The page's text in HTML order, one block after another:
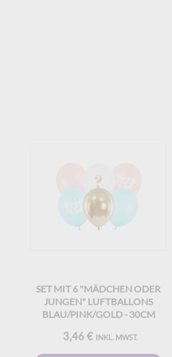
SET MIT 6 "MÄDCHEN ODER
JUNGEN" LUFTBALLONS
BLAU/PINK/GOLD - 30CM
3,46 € INKL. MWST.